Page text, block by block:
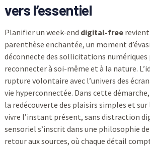
vers l’essentiel
Planifier un week-end digital-freerevient
parenthèse enchantée, un moment
déconnecte des sollicitations numériques
reconnecter à soi-même et à la nature.
rupture volontaire avec l’univers des
vie hyperconnectée. Dans cette
la redécouverte des plaisirs simples et sur
vivre l’instant présent, sans distraction
sensoriel s’inscrit dans une philosophie
retour aux sources, où chaque détail